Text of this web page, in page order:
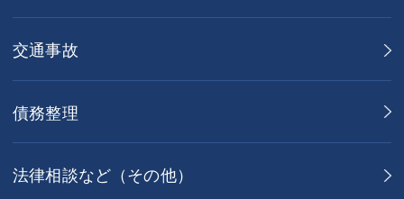
交通事故
債務整理
法律相談など（その他）